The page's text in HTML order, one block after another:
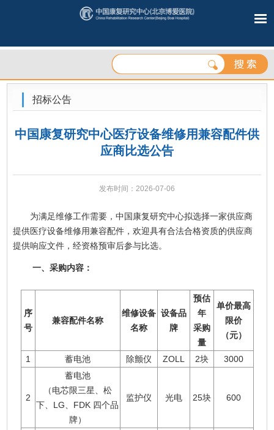
招标公告
中国康复研究中心医疗设备维修用兼容配件供
应商比选公告
发布时间：2026-07-06
为满足维修工作需要，中国康复研究中心拟选择一家供应商
提供医疗设备维修用兼容配件，欢迎具有合法合格资质的供应商
提供响应文件，经资格预审后参与比选。
一、采购内容：
序
号
兼容配件名称
维修设备
名称
设备品
牌
预估
年
采购
量
单价最高
限价
（元）
1 蓄电池 除颤仪 ZOLL 2块 3000
2
蓄电池
（电芯限三星、松
下、LG、FDK 四个品
牌）
监护仪 光电 25块 600